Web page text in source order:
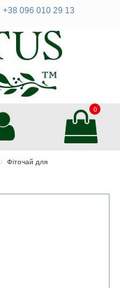
+38 096 010 29 13
0
Фіточай для